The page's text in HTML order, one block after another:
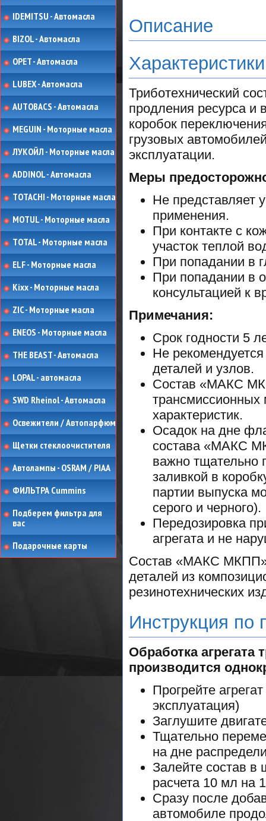
IDEMITSU - Автомасла
BIZOL - Автомасла
OPET - Автомасла
LUBEX - Автомасла
AUTOBACS - Автомасла
MEGUIN - Моторные масла
ЛУКОЙЛ - Моторные масла
ADDINOL - Автомасла
TOTACHI - Моторные масла
MOTUL - Моторные масла
TOTAL - Моторные масла
ELF - Моторные масла
Kixx - Моторные масла
ZIC - Моторные масла
ENEOS - Моторные масла
THE BEAST - Автомасла
LOPAL - автомасла
SWD Rheinol - Автомасла
Освежители / Автопарфюм
Щетки стеклоочистителя
Автолампы - OSRAM / PIAA
ФИЛЬТРА Cummins
Подберем фильтра для
вас
Подарочные карты
Описание
Триботехнический
продления ресурса и
коробок
грузовых
эксплуатации.
Меры
Не представляет
применения.
При контакте с
участок теплой
При попадании в
При попадании в
консультацией к
Примечания:
Срок годности 5
Не
деталей и узлов.
Состав «MAКС
трансмиссионных
характеристик.
Осадок на дне
состава «MAКС
важно тщательно
заливкой в
партии выпуска
серого и черного).
Передозировка
агрегата и не
Состав «MAКС МКПП»
деталей из
резинотехнических
Инструкция
Обработка
производится
Прогрейте
эксплуатация)
Заглушите
Тщательно
на дне
Залейте состав в
расчета 10 мл на
Сразу после
автомобиле